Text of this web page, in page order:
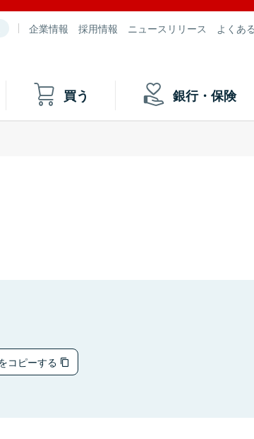
企業情報 採用情報 ニュースリリース よくあ
買う 銀行・保険
コピーする